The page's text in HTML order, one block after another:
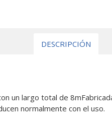
DESCRIPCIÓN
un largo total de
normalmente con el uso.